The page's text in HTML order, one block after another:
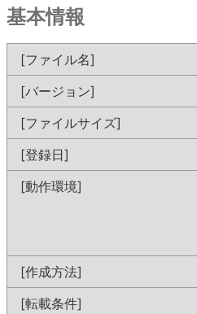
基本情報
[ファイル名]
[バージョン]
[ファイルサイズ]
[登録日]
[動作環境]
[作成方法]
[転載条件]